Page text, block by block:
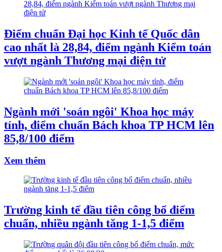
Điểm chuẩn Đại học Kinh tế Quốc dân
cao nhất là 28,84, điểm ngành Kiểm toán
vượt ngành Thương mại điện tử
Ngành mới 'soán ngôi' Khoa học máy
tính, điểm chuẩn Bách khoa TP HCM lên
85,8/100 điểm
Xem thêm
Trường kinh tế đầu tiên công bố điểm
chuẩn, nhiều ngành tăng 1-1,5 điểm